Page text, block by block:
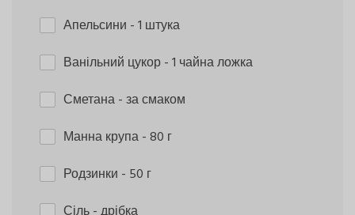
Апельсини - 1 штука
Ванільний цукор- 1 чайна ложка
Сметана- за смаком
Манна крупа- 80 г
Родзинки - 50 г